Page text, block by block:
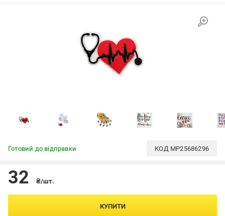
Готовий до відправки КОД MP25686296
32 ₴/шт.
КУПИТИ